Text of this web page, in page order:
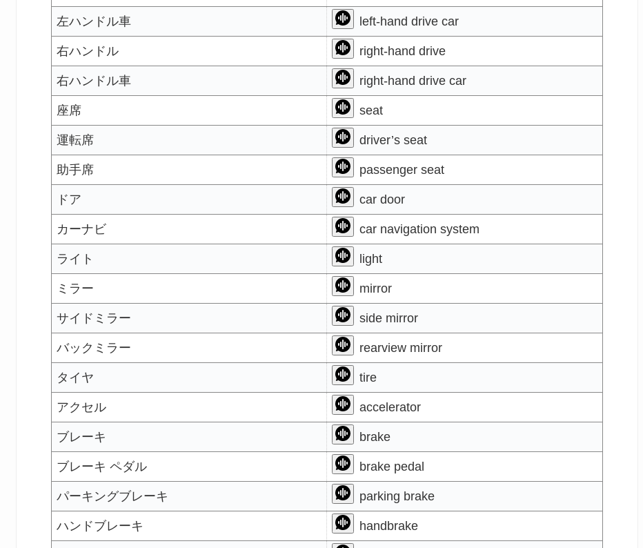
左ハンドル車 left-hand drive car
右ハンドル right-hand drive
右ハンドル車 right-hand drive car
座席 seat
運転席 driver’s seat
助手席 passenger seat
ドア car door
カーナビ car navigation system
ライト light
ミラー mirror
サイドミラー side mirror
バックミラー rearview mirror
タイヤ tire
アクセル accelerator
ブレーキ brake
ブレーキ ペダル brake pedal
パーキングブレーキ parking brake
ハンドブレーキ handbrake